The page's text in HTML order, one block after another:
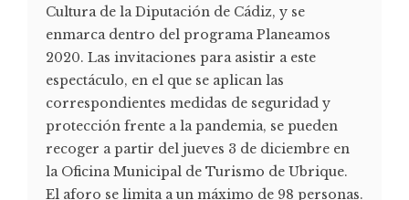
Cultura de la Diputación de Cádiz, y se
enmarca dentro del programa Planeamos
2020. Las invitaciones para asistir a este
espectáculo, en el que se aplican las
correspondientes medidas de seguridad y
protección frente a la pandemia, se pueden
recoger a partir del jueves 3 de diciembre en
la Oficina Municipal de Turismo de Ubrique.
El aforo se limita a un máximo de 98 personas.